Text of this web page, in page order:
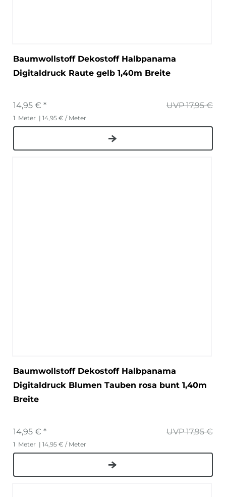
Baumwollstoff Dekostoff Halbpanama
Digitaldruck Raute gelb 1,40m Breite
UVP 17,95 €
14,95 € *
1 Meter | 14,95 € / Meter
Baumwollstoff Dekostoff Halbpanama
Digitaldruck Blumen Tauben rosa bunt 1,40m
Breite
UVP 17,95 €
14,95 € *
1 Meter | 14,95 € / Meter